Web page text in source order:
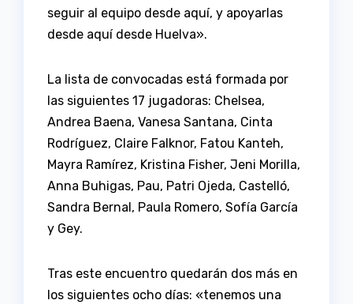
seguir al equipo desde aquí, y apoyarlas
desde aquí desde Huelva».
La lista de convocadas está formada por
las siguientes 17 jugadoras: Chelsea,
Andrea Baena, Vanesa Santana, Cinta
Rodríguez, Claire Falknor, Fatou Kanteh,
Mayra Ramírez, Kristina Fisher, Jeni Morilla,
Anna Buhigas, Pau, Patri Ojeda, Castelló,
Sandra Bernal, Paula Romero, Sofía García
y Gey.
Tras este encuentro quedarán dos más en
los siguientes ocho días: «tenemos una